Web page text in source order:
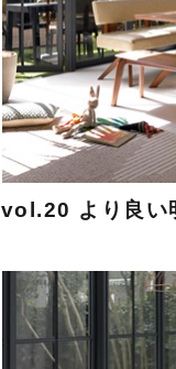
vol.20 より良い